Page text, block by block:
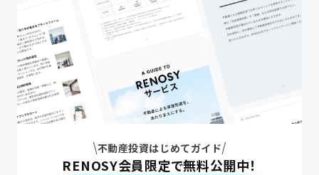
不動産投資はじめてガイド
RENOSY会員限定で無料公開中！